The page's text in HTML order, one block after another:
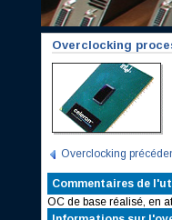
Overclocking
Overclocking
Commentaires de
OC de base réalisé, en